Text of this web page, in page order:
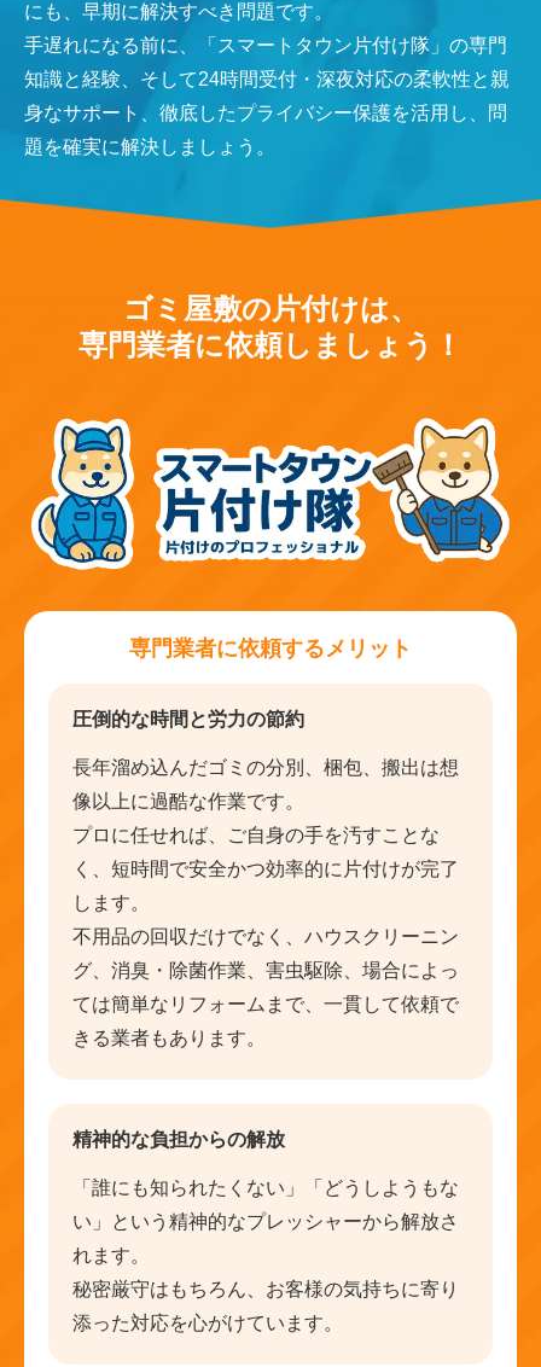
にも、早期に解決すべき問題です。
手遅れになる前に、「スマートタウン片付け隊」の専門
知識と経験、そして24時間受付・深夜対応の柔軟性と親
身なサポート、徹底したプライバシー保護を活用し、問
題を確実に解決しましょう。
ゴミ屋敷の片付けは、
専門業者に依頼しましょう！
専門業者に依頼するメリット
圧倒的な時間と労力の節約
長年溜め込んだゴミの分別、梱包、搬出は想
像以上に過酷な作業です。
プロに任せれば、ご自身の手を汚すことな
く、短時間で安全かつ効率的に片付けが完了
します。
不用品の回収だけでなく、ハウスクリーニン
グ、消臭・除菌作業、害虫駆除、場合によっ
ては簡単なリフォームまで、一貫して依頼で
きる業者もあります。
精神的な負担からの解放
「誰にも知られたくない」「どうしようもな
い」という精神的なプレッシャーから解放さ
れます。
秘密厳守はもちろん、お客様の気持ちに寄り
添った対応を心がけています。